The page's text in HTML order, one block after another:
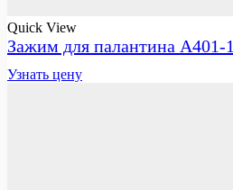
Quick View
Зажим для палантина А401-1
Узнать цену